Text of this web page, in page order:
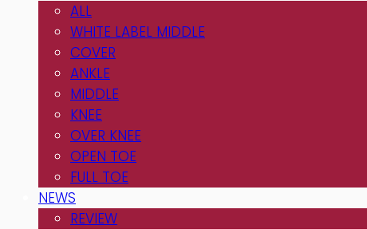
ALL
WHITE LABEL MIDDLE
COVER
ANKLE
MIDDLE
KNEE
OVER KNEE
OPEN TOE
FULL TOE
NEWS
REVIEW